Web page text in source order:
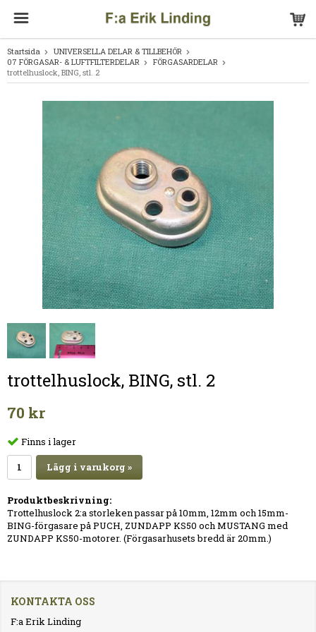
Startsida
UNIVERSELLA DELAR & TILLBEHÖR
07 FÖRGASAR- & LUFTFILTERDELAR
FÖRGASARDELAR
trottelhuslock, BING, stl. 2
trottelhuslock, BING, stl. 2
70 kr
Finns i lager
Lägg i varukorg »
Produktbeskrivning:
Trottelhuslock 2:a storleken passar på 10mm, 12mm och 15mm-
BING-förgasare på PUCH, ZUNDAPP KS50 och MUSTANG med
ZUNDAPP KS50-motorer. (Förgasarhusets bredd är 20mm.)
KONTAKTA OSS
F:a Erik Linding